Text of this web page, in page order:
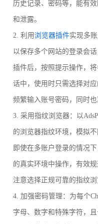
历史记录、密码等，能有
和泄露。
2. 利用浏览器插件实现多账
以保存多个网站的登录会
插件后，按照提示操作，
话中，使用时只需选择对
频繁输入账号密码，同时
3. 采用指纹浏览器：以
的浏览器指纹环境，模拟
即使在多账户登录的情况
的真实环境中操作，有效
注意选择正规可靠的指纹浏
4. 加强密码管理：为每个
字母、数字和特殊字符，